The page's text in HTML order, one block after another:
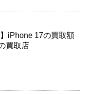
iPhone 17の買取額
買取店